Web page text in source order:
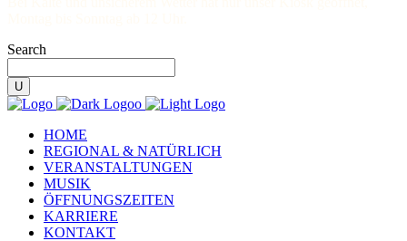
Search
HOME
REGIONAL & NATÜRLICH
VERANSTALTUNGEN
MUSIK
ÖFFNUNGSZEITEN
KARRIERE
KONTAKT